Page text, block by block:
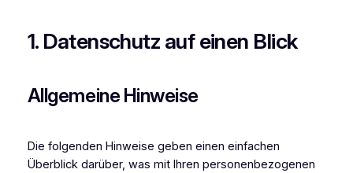
1. Datenschutz auf einen Blick
Allgemeine Hinweise
Die folgenden Hinweise geben einen einfachen
Überblick darüber, was mit Ihren personenbezogenen